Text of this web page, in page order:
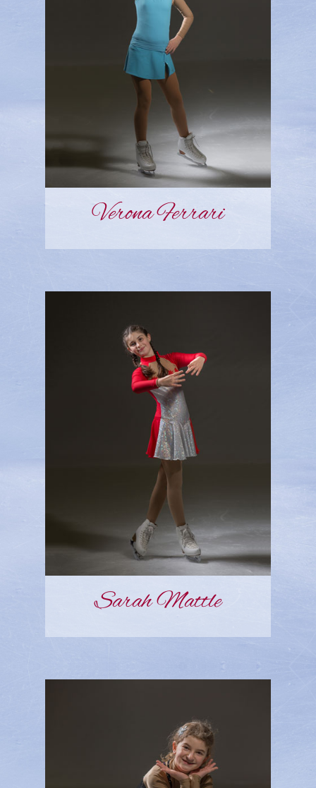
Verona Ferrari
Sarah Mattle